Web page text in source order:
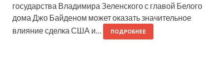
государства Владимира Зеленского с главой Белого
дома Джо Байденом может оказать значительное
влияние сделка США и…
ПОДРОБНЕЕ